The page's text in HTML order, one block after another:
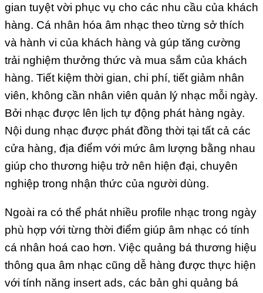
gian tuyệt vời phục vụ cho các nhu cầu của khách
hàng. Cá nhân hóa âm nhạc theo từng sở thích
và hành vi của khách hàng và gúp tăng cường
trải nghiệm thưởng thức và mua sắm của khách
hàng. Tiết kiệm thời gian, chi phí, tiết giảm nhân
viên, không cần nhân viên quản lý nhạc mỗi ngày.
Bởi nhạc được lên lịch tự động phát hàng ngày.
Nội dung nhạc được phát đồng thời tại tất cả các
cửa hàng, địa điểm với mức âm lượng bằng nhau
giúp cho thương hiệu trở nên hiện đại, chuyên
nghiệp trong nhận thức của người dùng.
Ngoài ra có thể phát nhiều profile nhạc trong ngày
phù hợp với từng thời điểm giúp âm nhạc có tính
cá nhân hoá cao hơn. Việc quảng bá thương hiệu
thông qua âm nhạc cũng dễ hàng được thực hiện
với tính năng insert ads, các bản ghi quảng bá